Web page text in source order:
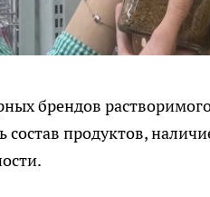
брендов
продуктов,